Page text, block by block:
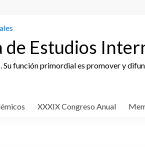
Estudios
Su función primordial es promover y
XXXIX Congreso Anual